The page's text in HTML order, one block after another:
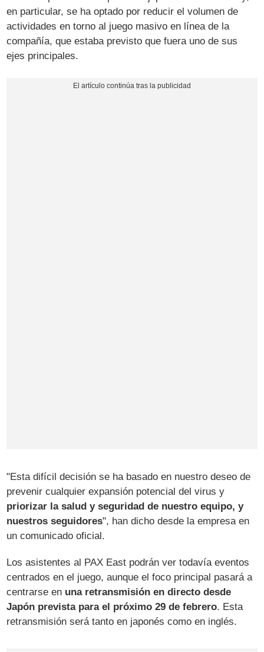
en particular, se ha optado por reducir el volumen de
actividades en torno al juego masivo en línea de la
compañía, que estaba previsto que fuera uno de sus
ejes principales.
"Esta difícil decisión se ha basado en nuestro deseo de
prevenir cualquier expansión potencial del virus y
priorizar la salud y seguridad de nuestro equipo, y
nuestros seguidores", han dicho desde la empresa en
un comunicado oficial.
Los asistentes al PAX East podrán ver todavía eventos
centrados en el juego, aunque el foco principal pasará a
centrarse en una retransmisión en directo desde
Japón prevista para el próximo 29 de febrero. Esta
retransmisión será tanto en japonés como en inglés.